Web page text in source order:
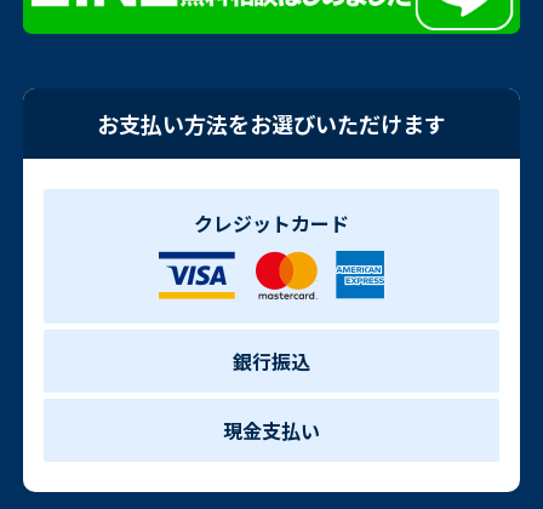
お支払い方法をお選びいただけます
クレジットカード
銀行振込
現金支払い